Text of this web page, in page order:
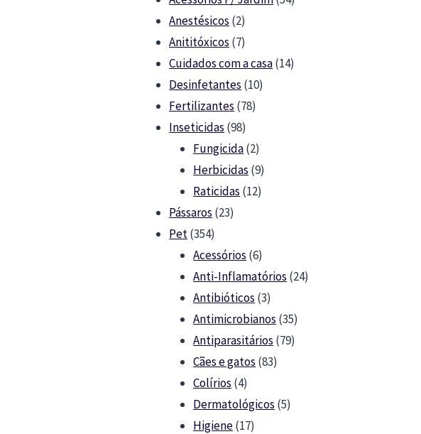
Anestésicos 22
products
Anititóxicos 77
products
Cuidados com a casa 1414
Desinfetantes 1010
Fertilizantes 7878
Inseticidas 9898
products
Fungicida 22
products
Herbicidas 99
products
Raticidas 1212
Pássaros 2323
Pet 354354
products
Acessórios 66
products
Anti-Inflamatórios 2424
Antibióticos 33
products
Antimicrobianos 3535
products
Antiparasitários 7979
Cães e gatos 8383
Colírios 44
products
Dermatológicos 55
Higiene 1717